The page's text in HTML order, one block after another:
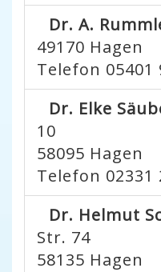
Dr. A.
49170 Hagen
Telefon 05401
Dr. Elke
10
58095 Hagen
Telefon 02331
Dr. Helmut
Str. 74
58135 Hagen